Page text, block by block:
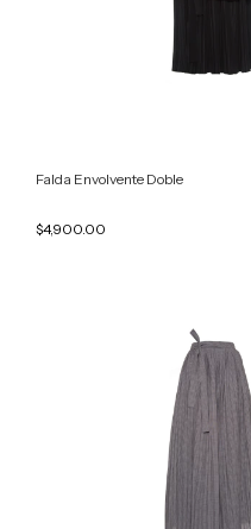
Falda Envolvente Doble
$4,900.00